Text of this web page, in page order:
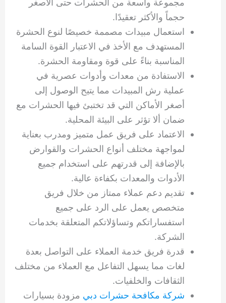
حجماً والأكثر تعقيدًا.
استعمال مبيدات مصممة خصيصًا لنوع الحشرة
المستهدف مع الأخذ في الاعتبار القوة السامة
المناسبة بناءً على قوة ومقاومة الحشرة.
الاستفادة من معدات وأدوات عصرية في
عملية رش المبيدات مما يتيح الوصول إلى
أصغر الأماكن التي قد تختبئ فيها الحشرات مع
ضمان ألا تؤثر على البيئة المحلية.
الاعتماد على فريق عمل متميز ومدرب بعناية
لمواجهة مختلف أنواع الحشرات والقوارض
بالإضافة إلى قدرتهم على استخدام جميع
الأدوات والمعدات بكفاءة عالية.
تقديم دعم عملاء ممتاز من خلال فريق
متخصص يعمل على الرد على جميع
استفساراتكم وتساؤلاتكم المتعلقة بخدمات
الشركة.
قدرة فريق خدمة العملاء على التواصل بعدة
لغات مما يسهل التفاعل مع العملاء من مختلف
الثقافات والخلفيات.
شركة مكافحة حشرات دبي مزودة بسيارات